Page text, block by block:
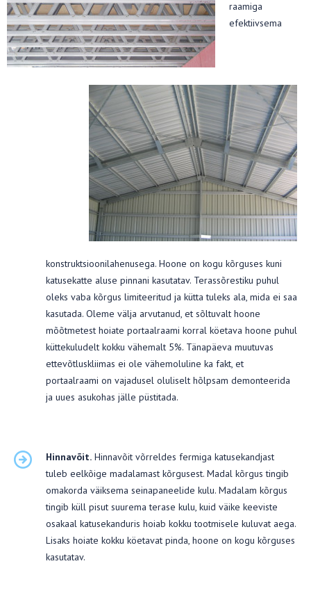
raamiga
efektiivsema
konstruktsioonilahenusega. Hoone on kogu kõrguses kuni
katusekatte aluse pinnani kasutatav. Terassõrestiku puhul
oleks vaba kõrgus limiteeritud ja kütta tuleks ala, mida ei saa
kasutada. Oleme välja arvutanud, et sõltuvalt hoone
mõõtmetest hoiate portaalraami korral köetava hoone puhul
küttekuludelt kokku vähemalt 5%. Tänapäeva muutuvas
ettevõtluskliimas ei ole vähemoluline ka fakt, et
portaalraami on vajadusel oluliselt hõlpsam demonteerida
ja uues asukohas jälle püstitada.
Hinnavõit. Hinnavõit võrreldes fermiga katusekandjast
tuleb eelkõige madalamast kõrgusest. Madal kõrgus tingib
omakorda väiksema seinapaneelide kulu. Madalam kõrgus
tingib küll pisut suurema terase kulu, kuid väike keeviste
osakaal katusekanduris hoiab kokku tootmisele kuluvat aega.
Lisaks hoiate kokku köetavat pinda, hoone on kogu kõrguses
kasutatav.